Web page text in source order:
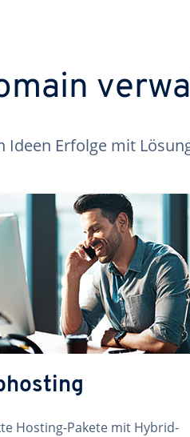
Ideen Erfolge mit
Hosting-Pakete mit Hybrid-